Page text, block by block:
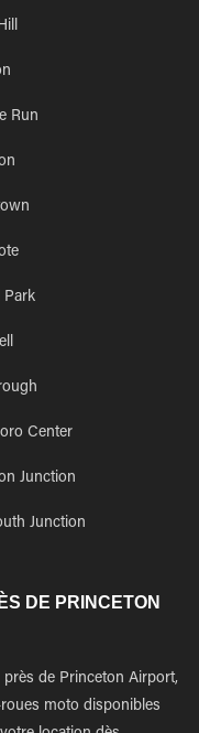
Run
Park
Center
Junction
Junction
DE PRINCETON
de Princeton Airport,
moto disponibles